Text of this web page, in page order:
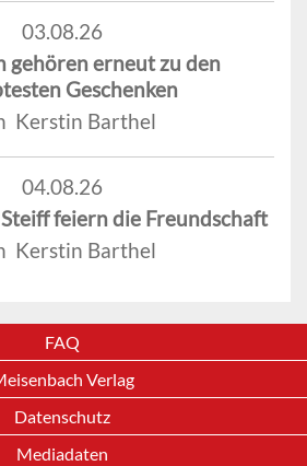
03.08.26
gehören erneut zu den
Geschenken
Kerstin Barthel
04.08.26
feiern die Freundschaft
Kerstin Barthel
FAQ
Verlag
Datenschutz
Mediadaten